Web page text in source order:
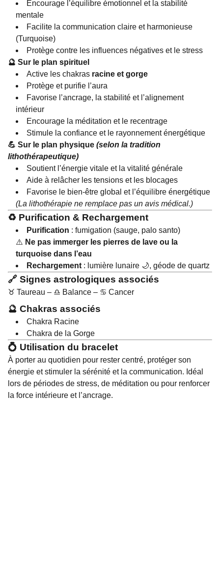
Encourage l’équilibre émotionnel et la stabilité
mentale
Facilite la communication claire et harmonieuse
(Turquoise)
Protège contre les influences négatives et le stress
🔮 Sur le plan spirituel
Active les chakras racine et gorge
Protège et purifie l’aura
Favorise l’ancrage, la stabilité et l’alignement
intérieur
Encourage la méditation et le recentrage
Stimule la confiance et le rayonnement énergétique
💪 Sur le plan physique (selon la tradition
lithothérapeutique)
Soutient l’énergie vitale et la vitalité générale
Aide à relâcher les tensions et les blocages
Favorise le bien-être global et l’équilibre énergétique
(La lithothérapie ne remplace pas un avis médical.)
♻️ Purification & Rechargement
Purification : fumigation (sauge, palo santo)
⚠️ Ne pas immerger les pierres de lave ou la
turquoise dans l’eau
Rechargement : lumière lunaire 🌙, géode de quartz
🔗 Signes astrologiques associés
♉ Taureau – ♎ Balance – ♋ Cancer
🔮 Chakras associés
Chakra Racine
Chakra de la Gorge
💍 Utilisation du bracelet
À porter au quotidien pour rester centré, protéger son
énergie et stimuler la sérénité et la communication. Idéal
lors de périodes de stress, de méditation ou pour renforcer
la force intérieure et l’ancrage.